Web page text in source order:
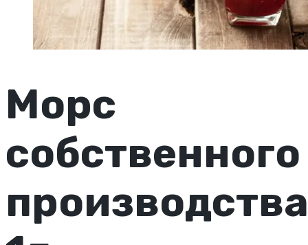
Морс
собственного
производства